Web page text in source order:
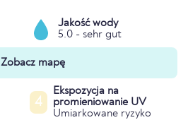
Jakość wody
5.0 - sehr gut
Zobacz mapę
4
Ekspozycja na
promieniowanie UV
Umiarkowane ryzyko